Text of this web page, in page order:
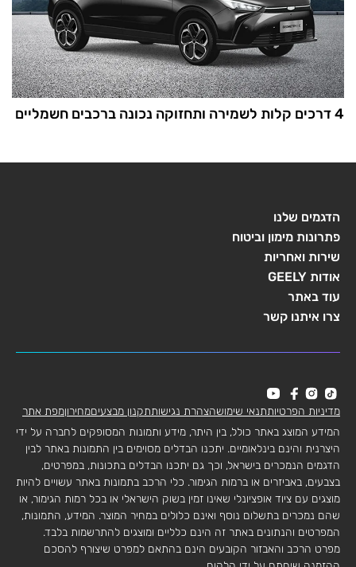
4 דרכים קלות לשמירה ותחזוקה נכונה ברכבים חשמליים
הדגמים שלנו
פתרונות מימון וביטוח
שירות ואחריות
אודות GEELY
עוד באתר
צרו איתנו קשר
מדיניות הפרטיותתנאי שימושהצהרת נגישותתקנון מבצעיםמחירוןמפת אתר
המידע המוצג באתר כולל, בין היתר, מידע ותמונות המסופקים לחברה על ידי
היצרנית והינם בינלאומיים. יתכנו הבדלים מסוימים בין התמונות באתר לבין
הדגמים הנמכרים בישראל, וכך גם יתכנו הבדלים בתכונות, במפרטים,
בצבעים, באביזרים או ברמות הגימור. כלי הרכב בתמונות באתר עשויים להיות
מוצגים עם ציוד אופציונלי שאינו זמין בשוק הישראלי או בכל רמות הגימור, או
שהם נמכרים בתשלום נוסף ואינם כלולים במחיר המוצר. המידע, התמונות,
המפרטים והנתונים באתר זה הינם כלליים ומוצגים להתרשמות בלבד.
מפרט הרכב והאבזור הקובעים הינם בהתאם למפרט שיצורף להסכם